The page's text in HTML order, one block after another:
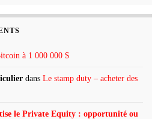
à 1 000 000 $
dans Le stamp duty – acheter des
le Private Equity : opportunité ou